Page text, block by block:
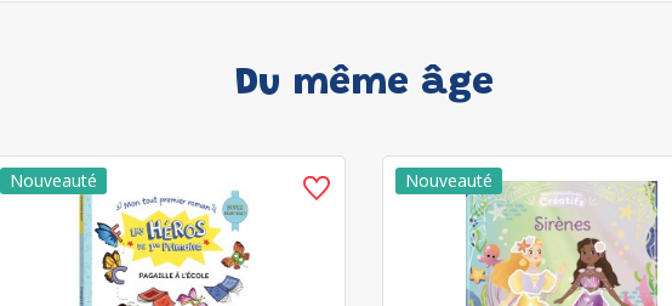
Du même âge